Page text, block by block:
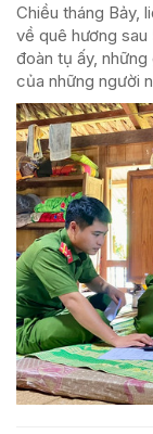
Chiều tháng Bảy,
về quê hương
đoàn tụ ấy,
của những người